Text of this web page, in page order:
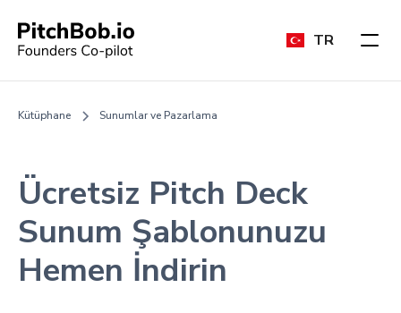
TR
Kütüphane Sunumlar ve Pazarlama
Ücretsiz Pitch Deck
Sunum Şablonunuzu
Hemen İndirin